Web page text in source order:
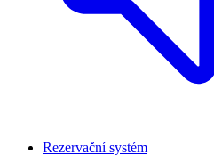
Rezervační systém